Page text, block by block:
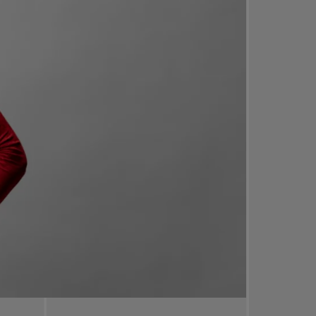
À TORONTO POUR HORS PAIR 2026 À TORONTO